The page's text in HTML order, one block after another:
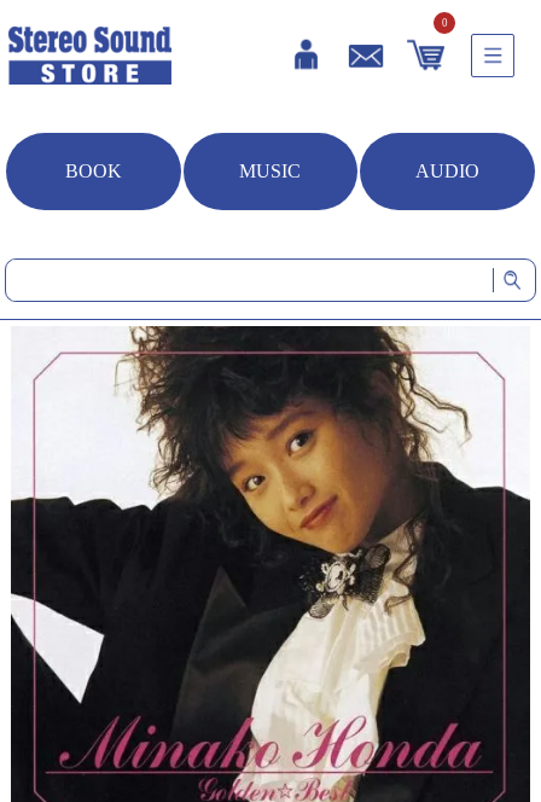
0
BOOK MUSIC AUDIO